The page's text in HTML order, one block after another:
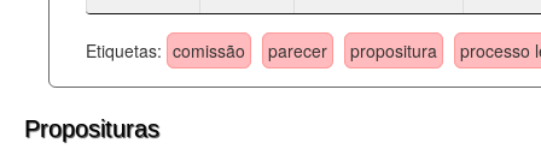
Etiquetas: comissão parecer propositura processo
Proposituras